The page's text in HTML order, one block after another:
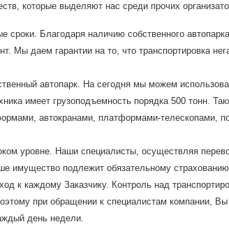
которые выделяют нас среди прочих
Благодаря наличию собственного
Мы даем гарантии на то, что транспортировка
автопарк. На сегодня мы можем
имеет грузоподъемность порядка 500 тонн.
автокранами, платформами-телескопами,
уровне. Наши специалисты, осуществляя
имущество подлежит обязательному
к каждому Заказчику. Контроль над
при обращении к специалистам компании,
день недели.